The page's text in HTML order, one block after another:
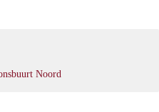
Noord